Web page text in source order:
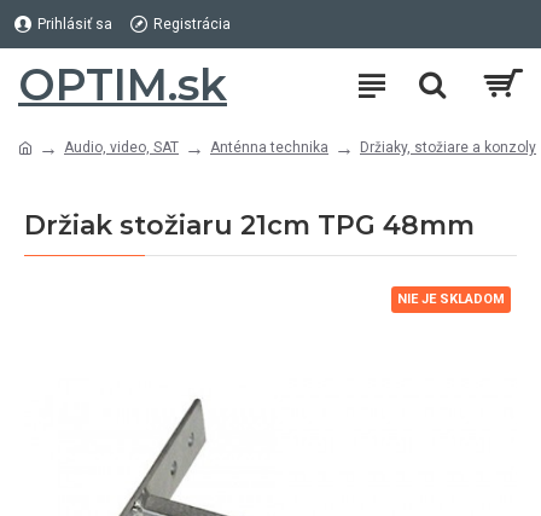
Prihlásiť sa Registrácia
OPTIM.sk
Audio, video, SAT Anténna technika Držiaky, stožiare a konzoly
Držiak stožiaru 21cm TPG 48mm
NIE JE SKLADOM